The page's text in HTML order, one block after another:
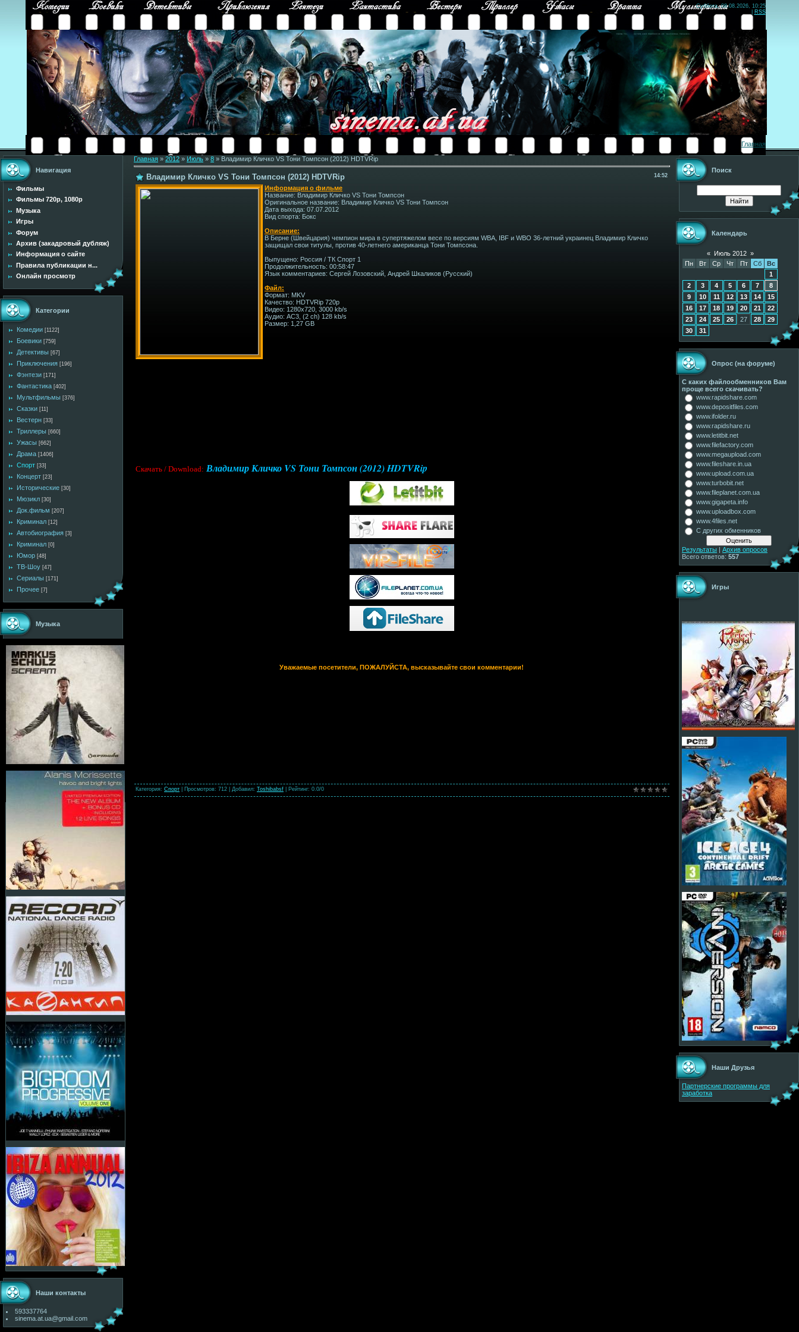
Суббота, 08.08.2026, 10:25
RSS
Главная
Навигация
Фильмы
Фильмы 720p, 1080p
Музыка
Игры
Форум
Архив (закадровый дубляж)
Информация о сайте
Правила публикации н...
Онлайн просмотр
Категории
Комедии [1122]
Боевики [759]
Детективы [67]
Приключения [196]
Фэнтези [171]
Фантастика [402]
Мультфильмы [376]
Сказки [11]
Вестерн [33]
Триллеры [660]
Ужасы [662]
Драма [1406]
Спорт [33]
Концерт [23]
Исторические [30]
Мюзикл [30]
Док.фильм [207]
Криминал [12]
Автобиография [3]
Криминал [0]
Юмор [48]
ТВ-Шоу [47]
Сериалы [171]
Прочее [7]
Музыка
Наши контакты
593337764
sinema.at.ua@gmail.com
Главная » 2012 » Июль » 8 » Владимир Кличко VS Тони Томпсон (2012) HDTVRip
14:52
Владимир Кличко VS Тони Томпсон (2012) HDTVRip
Информация о фильме
Название: Владимир Кличко VS Тони Томпсон
Оригинальное название: Владимир Кличко VS Тони Томпсон
Дата выхода: 07.07.2012
Вид спорта: Бокс
Описание:
В Берне (Швейцария) чемпион мира в супертяжелом весе по версиям WBA, IBF и WBO 36-летний украинец Владимир Кличко
защищал свои титулы, против 40-летнего американца Тони Томпсона.
Выпущено: Россия / ТК Спорт 1
Продолжительность: 00:58:47
Язык комментариев: Сергей Лозовский, Андрей Шкаликов (Русский)
Файл:
Формат: MKV
Качество: HDTVRip 720p
Видео: 1280x720, 3000 kb/s
Аудио: AC3, (2 ch) 128 kb/s
Размер: 1,27 GB
Cкачать / Download: Владимир Кличко VS Тони Томпсон (2012) HDTVRip
Уважаемые посетители, ПОЖАЛУЙСТА, высказывайте свои комментарии!
Категория: Спорт Просмотров: 712 | Добавил: Toshibabsf Рейтинг: 0.0/0
Поиск
Календарь
« Июль 2012 »
Пн
Вт Ср Чт Пт Сб
Вс
1
2
3 4 5 6 7
8
9
10 11 12 13 14
15
16
17 18 19 20 21
22
23
24 25 26 27 28
29
30
31
Опрос (на форуме)
С каких файлообменников Вам
проще всего скачивать?
www.rapidshare.com
www.depositfiles.com
www.ifolder.ru
www.rapidshare.ru
www.letitbit.net
www.filefactory.com
www.megaupload.com
www.fileshare.in.ua
www.upload.com.ua
www.turbobit.net
www.fileplanet.com.ua
www.gigapeta.info
www.uploadbox.com
www.4files.net
С других обменников
Результаты | Архив опросов
Всего ответов: 557
Игры
Наши Друзья
Партнерские программы для
заработка